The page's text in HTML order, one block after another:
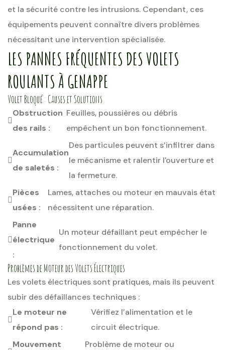
et la sécurité contre les intrusions. Cependant, ces
équipements peuvent connaître divers problèmes
nécessitant une intervention spécialisée.
LES PANNES FRÉQUENTES DES VOLETS
ROULANTS À GENAPPE
Volet Bloqué : Causes et Solutions
Obstruction
des rails :
Feuilles, poussières ou débris
empêchent un bon fonctionnement.
Accumulation
de saletés :
Des particules peuvent s’infiltrer dans
le mécanisme et ralentir l'ouverture et
la fermeture.
Pièces
usées :
Lames, attaches ou moteur en mauvais état
nécessitent une réparation.
Panne
électrique
:
Un moteur défaillant peut empêcher le
fonctionnement du volet.
Problèmes de Moteur des Volets Électriques
Les volets électriques sont pratiques, mais ils peuvent
subir des défaillances techniques :
Le moteur ne
répond pas :
Vérifiez l’alimentation et le
circuit électrique.
Mouvement
Problème de moteur ou